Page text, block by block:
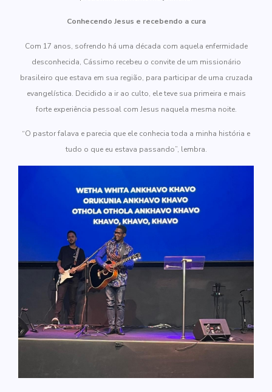
Conhecendo Jesus e recebendo a cura
Com 17 anos, sofrendo há uma década com aquela enfermidade
desconhecida, Cássimo recebeu o convite de um missionário
brasileiro que estava em sua região, para participar de uma cruzada
evangelística. Decidido a ir ao culto, ele teve sua primeira e mais
forte experiência pessoal com Jesus naquela mesma noite.
“O pastor falava e parecia que ele conhecia toda a minha história e
tudo o que eu estava passando”, lembra.